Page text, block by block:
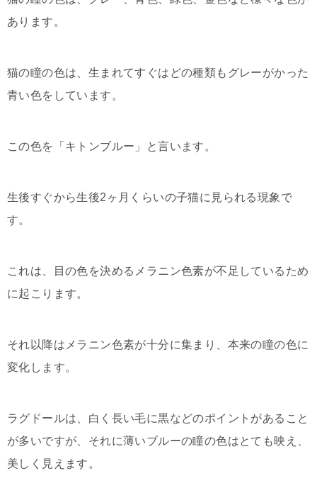
あります。
猫の瞳の色は、生まれてすぐはどの種類もグレーがかった
青い色をしています。
この色を「キトンブルー」と言います。
生後すぐから生後2ヶ月くらいの子猫に見られる現象で
す。
これは、目の色を決めるメラニン色素が不足しているため
に起こります。
それ以降はメラニン色素が十分に集まり、本来の瞳の色に
変化します。
ラグドールは、白く長い毛に黒などのポイントがあること
が多いですが、それに薄いブルーの瞳の色はとても映え、
美しく見えます。